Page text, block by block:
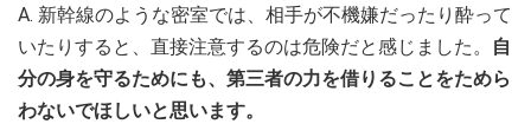
A. 新幹線のような密室では、相手が不機嫌だったり酔って
いたりすると、直接注意するのは危険だと感じました。
自
分の身を守るためにも、第三者の力を借りることをためら
わないでほしいと思います。